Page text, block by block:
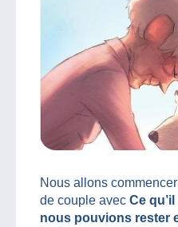
Nous allons
de couple avec Ce
nous pouvions rester